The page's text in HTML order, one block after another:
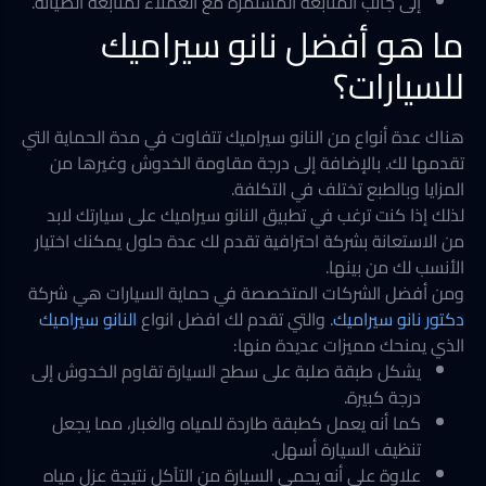
ما هو أفضل نانو سيراميك
للسيارات؟
هناك عدة أنواع من النانو سيراميك تتفاوت في مدة الحماية التي
تقدمها لك. بالإضافة إلى درجة مقاومة الخدوش وغيرها من
المزايا وبالطبع تختلف في التكلفة.
لذلك إذا كنت ترغب في تطبيق النانو سيراميك على سيارتك لابد
من الاستعانة بشركة احترافية تقدم لك عدة حلول يمكنك اختيار
الأنسب لك من بينها.
ومن أفضل الشركات المتخصصة في حماية السيارات هي شركة
دكتور نانو سيراميك. والتي تقدم لك افضل انواعالنانو سيراميك
الذي يمنحك مميزات عديدة منها:
يشكل طبقة صلبة على سطح السيارة تقاوم الخدوش إلى
درجة كبيرة.
كما أنه يعمل كطبقة طاردة للمياه والغبار، مما يجعل
تنظيف السيارة أسهل.
علاوة على أنه يحمي السيارة من التآكل نتيجة عزل مياه